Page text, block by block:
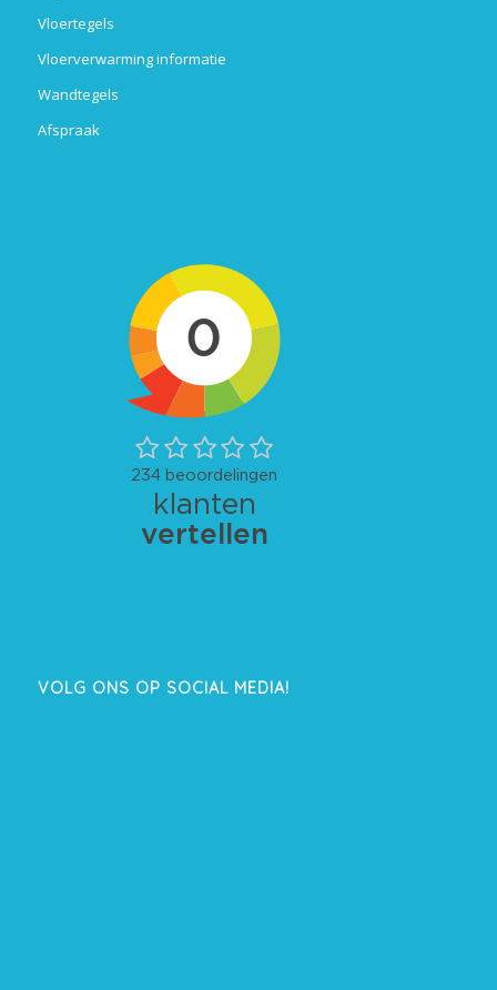
Vloertegels
Vloerverwarming informatie
Wandtegels
Afspraak
VOLG ONS OP SOCIAL MEDIA!